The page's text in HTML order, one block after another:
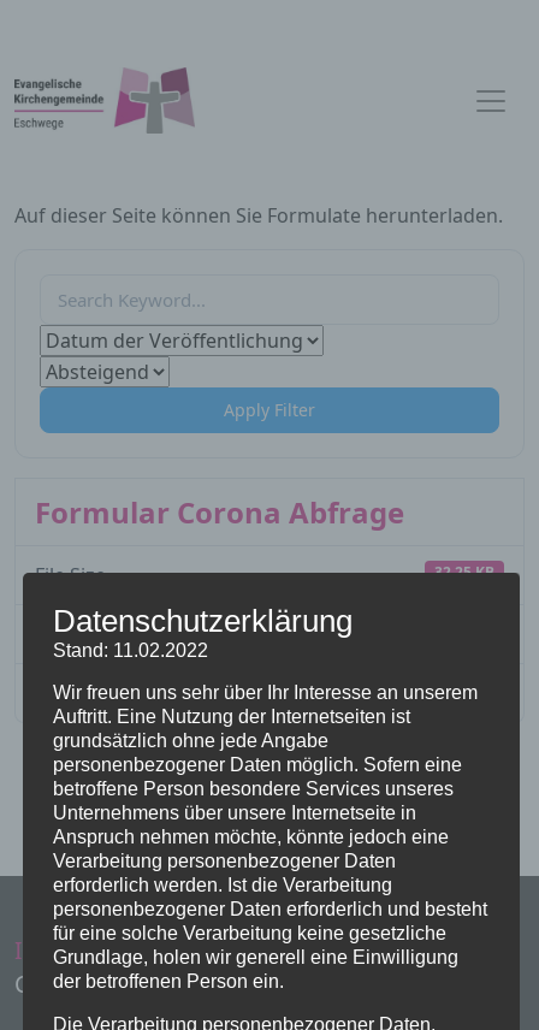
Auf dieser Seite können Sie Formulate herunterladen.
Apply Filter
Formular Corona Abfrage
File Size 32.25 KB
Downloads
Download
Impressum Administration
Copyright Evangelische Kirchen Eschwege
Datenschutzerklärung
Stand: 11.02.2022
Wir freuen uns sehr über Ihr Interesse an unserem
Auftritt. Eine Nutzung der Internetseiten ist
grundsätzlich ohne jede Angabe
personenbezogener Daten möglich. Sofern eine
betroffene Person besondere Services unseres
Unternehmens über unsere Internetseite in
Anspruch nehmen möchte, könnte jedoch eine
Verarbeitung personenbezogener Daten
erforderlich werden. Ist die Verarbeitung
personenbezogener Daten erforderlich und besteht
für eine solche Verarbeitung keine gesetzliche
Grundlage, holen wir generell eine Einwilligung
der betroffenen Person ein.
Die Verarbeitung personenbezogener Daten,